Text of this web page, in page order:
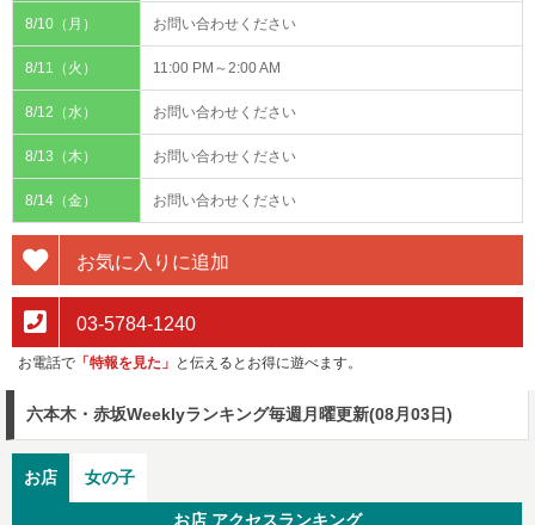
8/10（月） お問い合わせください
8/11（火） 11:00 PM～2:00 AM
8/12（水） お問い合わせください
8/13（木） お問い合わせください
8/14（金） お問い合わせください
お気に入りに追加
03-5784-1240
お電話で 「特報を見た」 と伝えるとお得に遊べます。
六本木・赤坂Weeklyランキング毎週月曜更新(08月03日)
お店 女の子
お店 アクセスランキング